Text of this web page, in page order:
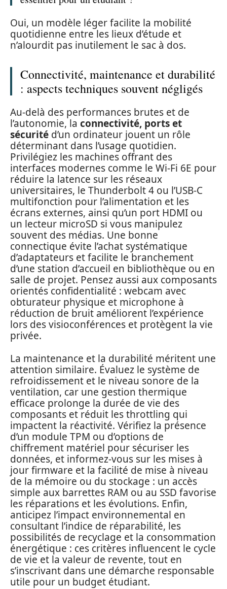
Oui, un modèle léger facilite la mobilité
quotidienne entre les lieux d’étude et
n’alourdit pas inutilement le sac à dos.
Connectivité, maintenance et durabilité
: aspects techniques souvent négligés
Au-delà des performances brutes et de
l’autonomie, la connectivité, ports et
sécurité d’un ordinateur jouent un rôle
déterminant dans l’usage quotidien.
Privilégiez les machines offrant des
interfaces modernes comme le Wi‑Fi 6E pour
réduire la latence sur les réseaux
universitaires, le Thunderbolt 4 ou l’USB-C
multifonction pour l’alimentation et les
écrans externes, ainsi qu’un port HDMI ou
un lecteur microSD si vous manipulez
souvent des médias. Une bonne
connectique évite l’achat systématique
d’adaptateurs et facilite le branchement
d’une station d’accueil en bibliothèque ou en
salle de projet. Pensez aussi aux composants
orientés confidentialité : webcam avec
obturateur physique et microphone à
réduction de bruit améliorent l’expérience
lors des visioconférences et protègent la vie
privée.
La maintenance et la durabilité méritent une
attention similaire. Évaluez le système de
refroidissement et le niveau sonore de la
ventilation, car une gestion thermique
efficace prolonge la durée de vie des
composants et réduit les throttling qui
impactent la réactivité. Vérifiez la présence
d’un module TPM ou d’options de
chiffrement matériel pour sécuriser les
données, et informez-vous sur les mises à
jour firmware et la facilité de mise à niveau
de la mémoire ou du stockage : un accès
simple aux barrettes RAM ou au SSD favorise
les réparations et les évolutions. Enfin,
anticipez l’impact environnemental en
consultant l’indice de réparabilité, les
possibilités de recyclage et la consommation
énergétique : ces critères influencent le cycle
de vie et la valeur de revente, tout en
s’inscrivant dans une démarche responsable
utile pour un budget étudiant.